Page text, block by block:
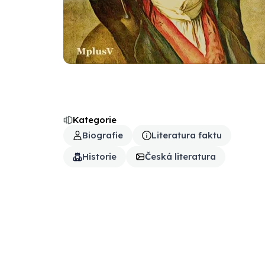
Kategorie
Biografie
Literatura faktu
Historie
Česká literatura